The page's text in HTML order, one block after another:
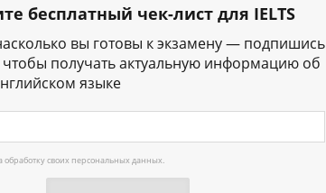
бесплатный чек-лист для IELTS
вы готовы к экзамену — подпишись
чтобы получать актуальную информацию об
языке
обработку своих персональных данных.